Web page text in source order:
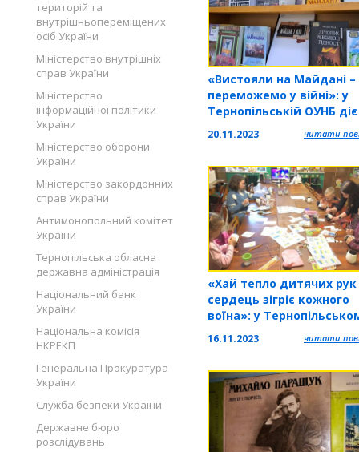
територій та
внутрішньопереміщених
осіб України
Міністерство внутрішніх
справ України
Міністерство
інформаційної політики
України
Міністерство оборони
України
Міністерство закордонних
справ України
Антимонопольний комітет
України
Тернопільська обласна
державна адміністрація
Національний банк
України
Національна комісія
НКРЕКП
Генеральна Прокуратура
України
Служба безпеки України
Державне бюро
розслідувань
«Вистояли на Майдані –
переможемо у війні»: у
Тернопільській ОУНБ діє
виставка
20.11.2023 читати
«Хай тепло дитячих рук
сердець зігріє кожного
воїна»: у
ОКЦНТТШУМ розпочався
доброчинний проєкт
16.11.2023 читати